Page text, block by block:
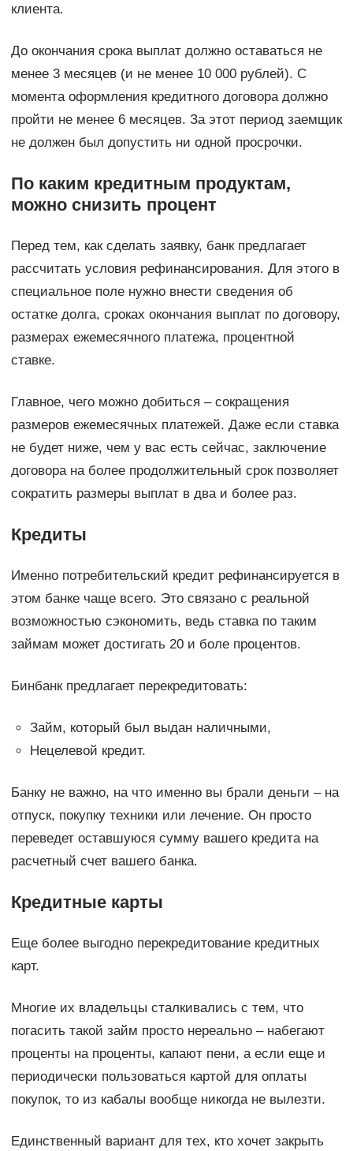
клиента.
До окончания срока выплат должно оставаться не
менее 3 месяцев (и не менее 10 000 рублей). С
момента оформления кредитного договора должно
пройти не менее 6 месяцев. За этот период заемщик
не должен был допустить ни одной просрочки.
По каким кредитным продуктам,
можно снизить процент
Перед тем, как сделать заявку, банк предлагает
рассчитать условия рефинансирования. Для этого в
специальное поле нужно внести сведения об
остатке долга, сроках окончания выплат по договору,
размерах ежемесячного платежа, процентной
ставке.
Главное, чего можно добиться – сокращения
размеров ежемесячных платежей. Даже если ставка
не будет ниже, чем у вас есть сейчас, заключение
договора на более продолжительный срок позволяет
сократить размеры выплат в два и более раз.
Кредиты
Именно потребительский кредит рефинансируется в
этом банке чаще всего. Это связано с реальной
возможностью сэкономить, ведь ставка по таким
займам может достигать 20 и боле процентов.
Бинбанк предлагает перекредитовать:
Займ, который был выдан наличными,
Нецелевой кредит.
Банку не важно, на что именно вы брали деньги – на
отпуск, покупку техники или лечение. Он просто
переведет оставшуюся сумму вашего кредита на
расчетный счет вашего банка.
Кредитные карты
Еще более выгодно перекредитование кредитных
карт.
Многие их владельцы сталкивались с тем, что
погасить такой займ просто нереально – набегают
проценты на проценты, капают пени, а если еще и
периодически пользоваться картой для оплаты
покупок, то из кабалы вообще никогда не вылезти.
Единственный вариант для тех, кто хочет закрыть